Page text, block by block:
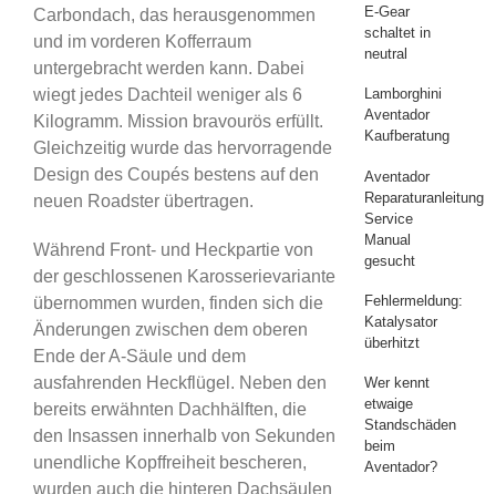
Carbondach, das herausgenommen
und im vorderen Kofferraum
untergebracht werden kann. Dabei
wiegt jedes Dachteil weniger als 6
Kilogramm. Mission bravourös erfüllt.
Gleichzeitig wurde das hervorragende
Design des Coupés bestens auf den
neuen Roadster übertragen.
Während Front- und Heckpartie von
der geschlossenen Karosserievariante
übernommen wurden, finden sich die
Änderungen zwischen dem oberen
Ende der A-Säule und dem
ausfahrenden Heckflügel. Neben den
bereits erwähnten Dachhälften, die
den Insassen innerhalb von Sekunden
unendliche Kopffreiheit bescheren,
wurden auch die hinteren Dachsäulen
E-Gear
schaltet in
neutral
Lamborghini
Aventador
Kaufberatung
Aventador
Reparaturanleitung
Service
Manual
gesucht
Fehlermeldung:
Katalysator
überhitzt
Wer kennt
etwaige
Standschäden
beim
Aventador?